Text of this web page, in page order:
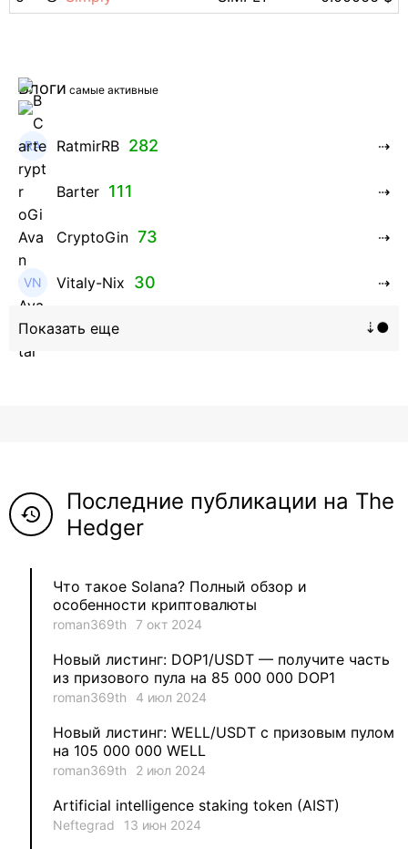
Блоги самые активные
RatmirRB 282
Barter 111
CryptoGin 73
Vitaly-Nix 30
Hanna_Zolo4evskaya
Neftegrad 5
Evgeniy 3
aleksandr-es 2
Jevick 1
MysticalEnergyNFT 1
history
Последние публикации на The
Hedger
Что такое Solana? Полный обзор и
особенности криптовалюты
roman369th 7 окт 2024
Новый листинг: DOP1/USDT — получите часть
из призового пула на 85 000 000 DOP1
roman369th 4 июл 2024
Новый листинг: WELL/USDT с призовым пулом
на 105 000 000 WELL
roman369th 2 июл 2024
Artificial intelligence staking token (AIST)
Neftegrad 13 июн 2024